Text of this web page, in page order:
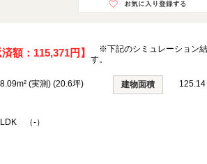
額： 115,371円 】
※下記のシミュレーション
す。
(実測) (20.6坪) 建物面積 125.14
（-）